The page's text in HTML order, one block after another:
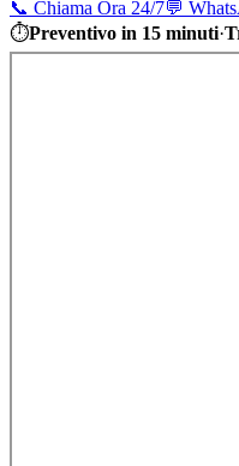
📞 Chiama Ora 24/7💬
⏱Preventivo in 15 minuti·